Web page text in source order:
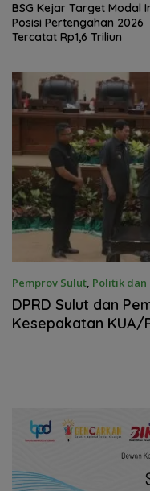
BSG Kejar Target Modal
Posisi Pertengahan 2026
Tercatat Rp1,6 Triliun
Pemprov Sulut, Politik dan
DPRD Sulut dan
Kesepakatan KUA/